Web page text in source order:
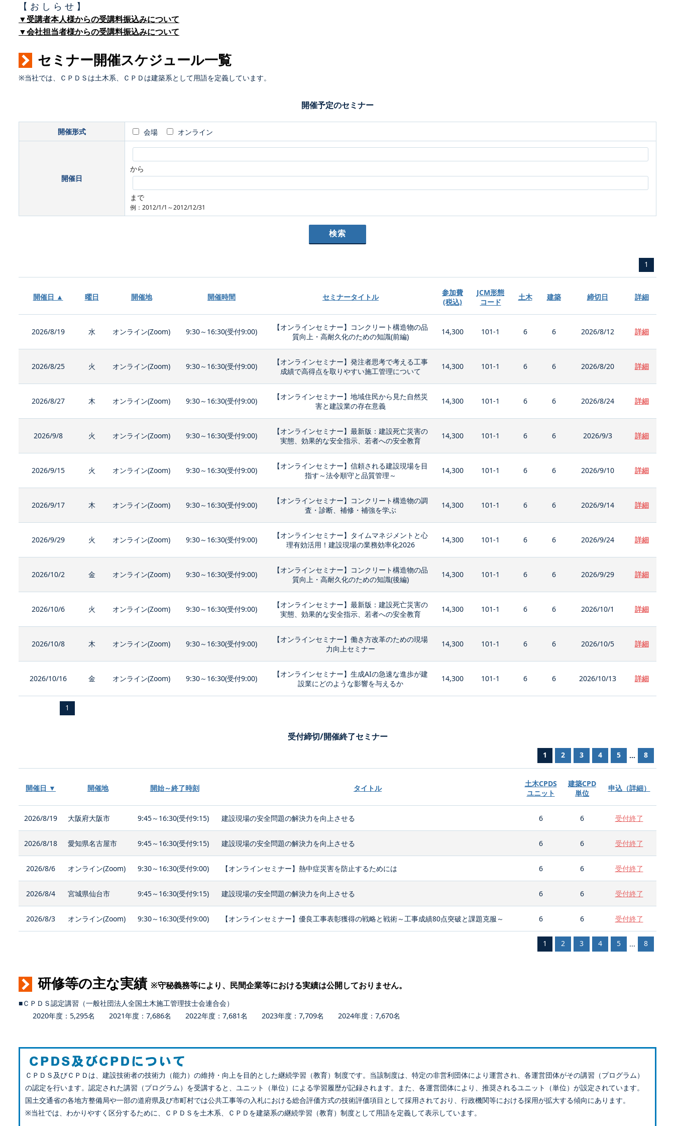
【 お し ら せ 】
▼受講者本人様からの受講料振込みについて
▼会社担当者様からの受講料振込みについて
セミナー開催スケジュール一覧
※当社では、ＣＰＤＳは土木系、ＣＰＤは建築系として用語を定義しています。
開催予定のセミナー
開催形式 会場 オンライン
開催日
から
まで
例：2012/1/1～2012/12/31
1
開催日 ▲ 曜日 開催地 開催時間 セミナータイトル
参加費
(税込)
JCM形態
コード
土木 建築 締切日 詳細
2026/8/19 水 オンライン(Zoom) 9:30～16:30(受付9:00)
【オンラインセミナー】コンクリート構造物の品
質向上・高耐久化のための知識(前編)
14,300 101-1 6 6 2026/8/12 詳細
2026/8/25 火 オンライン(Zoom) 9:30～16:30(受付9:00)
【オンラインセミナー】発注者思考で考える工事
成績で高得点を取りやすい施工管理について
14,300 101-1 6 6 2026/8/20 詳細
2026/8/27 木 オンライン(Zoom) 9:30～16:30(受付9:00)
【オンラインセミナー】地域住民から見た自然災
害と建設業の存在意義
14,300 101-1 6 6 2026/8/24 詳細
2026/9/8 火 オンライン(Zoom) 9:30～16:30(受付9:00)
【オンラインセミナー】最新版：建設死亡災害の
実態、効果的な安全指示、若者への安全教育
14,300 101-1 6 6 2026/9/3 詳細
2026/9/15 火 オンライン(Zoom) 9:30～16:30(受付9:00)
【オンラインセミナー】信頼される建設現場を目
指す～法令順守と品質管理～
14,300 101-1 6 6 2026/9/10 詳細
2026/9/17 木 オンライン(Zoom) 9:30～16:30(受付9:00)
【オンラインセミナー】コンクリート構造物の調
査・診断、補修・補強を学ぶ
14,300 101-1 6 6 2026/9/14 詳細
2026/9/29 火 オンライン(Zoom) 9:30～16:30(受付9:00)
【オンラインセミナー】タイムマネジメントと心
理有効活用！建設現場の業務効率化2026
14,300 101-1 6 6 2026/9/24 詳細
2026/10/2 金 オンライン(Zoom) 9:30～16:30(受付9:00)
【オンラインセミナー】コンクリート構造物の品
質向上・高耐久化のための知識(後編)
14,300 101-1 6 6 2026/9/29 詳細
2026/10/6 火 オンライン(Zoom) 9:30～16:30(受付9:00)
【オンラインセミナー】最新版：建設死亡災害の
実態、効果的な安全指示、若者への安全教育
14,300 101-1 6 6 2026/10/1 詳細
2026/10/8 木 オンライン(Zoom) 9:30～16:30(受付9:00)
【オンラインセミナー】働き方改革のための現場
力向上セミナー
14,300 101-1 6 6 2026/10/5 詳細
2026/10/16 金 オンライン(Zoom) 9:30～16:30(受付9:00)
【オンラインセミナー】生成AIの急速な進歩が建
設業にどのような影響を与えるか
14,300 101-1 6 6 2026/10/13 詳細
1
受付締切/開催終了セミナー
1 2 3 4 5 ... 8
開催日 ▼ 開催地 開始～終了時刻 タイトル
土木CPDS
ユニット
建築CPD
単位
申込（詳細）
2026/8/19 大阪府大阪市 9:45～16:30(受付9:15) 建設現場の安全問題の解決力を向上させる 6 6 受付終了
2026/8/18 愛知県名古屋市 9:45～16:30(受付9:15) 建設現場の安全問題の解決力を向上させる 6 6 受付終了
2026/8/6 オンライン(Zoom) 9:30～16:30(受付9:00) 【オンラインセミナー】熱中症災害を防止するためには 6 6 受付終了
2026/8/4 宮城県仙台市 9:45～16:30(受付9:15) 建設現場の安全問題の解決力を向上させる 6 6 受付終了
2026/8/3 オンライン(Zoom) 9:30～16:30(受付9:00) 【オンラインセミナー】優良工事表彰獲得の戦略と戦術～工事成績80点突破と課題克服～ 6 6 受付終了
1 2 3 4 5 ... 8
研修等の主な実績 ※守秘義務等により、民間企業等における実績は公開しておりません。
■ＣＰＤＳ認定講習（一般社団法人全国土木施工管理技士会連合会）
2020年度：5,295名 2021年度：7,686名 2022年度：7,681名 2023年度：7,709名 2024年度：7,670名
ＣＰＤＳ及びＣＰＤは、建設技術者の技術力（能力）の維持・向上を目的とした継続学習（教育）制度です。当該制度は、特定の非営利団体により運営され、各運営団体がその講習（プログラム）
の認定を行います。認定された講習（プログラム）を受講すると、ユニット（単位）による学習履歴が記録されます。また、各運営団体により、推奨されるユニット（単位）が設定されています。
国土交通省の各地方整備局や一部の道府県及び市町村では公共工事等の入札における総合評価方式の技術評価項目として採用されており、行政機関等における採用が拡大する傾向にあります。
※当社では、わかりやすく区分するために、ＣＰＤＳを土木系、ＣＰＤを建築系の継続学習（教育）制度として用語を定義して表示しています。